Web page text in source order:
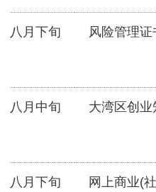
八月下旬 风险管理证
八月中旬 大湾区创
八月下旬
网上商业(